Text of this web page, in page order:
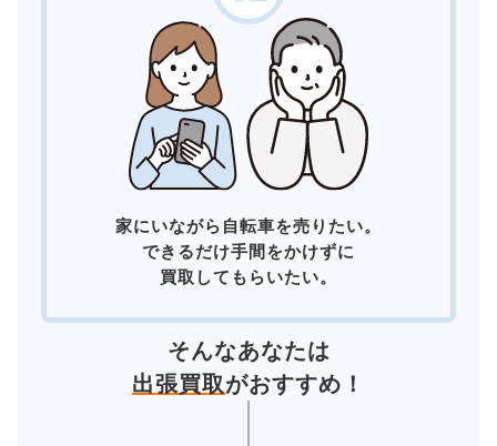
家にいながら自転車を売りたい。
できるだけ手間をかけずに
買取してもらいたい。
そんなあなたは
出張買取がおすすめ！